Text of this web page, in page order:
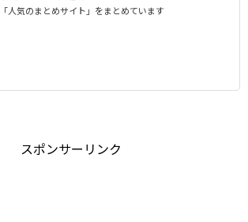
「人気のまとめサイト」をまとめています
スポンサーリンク